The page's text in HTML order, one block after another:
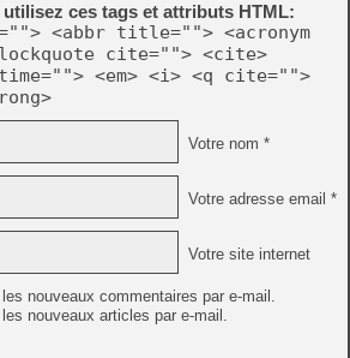
utilisez ces tags et attributs HTML:
<abbr title=""> <acronym
cite=""> <cite>
<em> <i> <q cite="">
Votre nom *
Votre adresse email *
Votre site internet
nouveaux commentaires par e-mail.
nouveaux articles par e-mail.